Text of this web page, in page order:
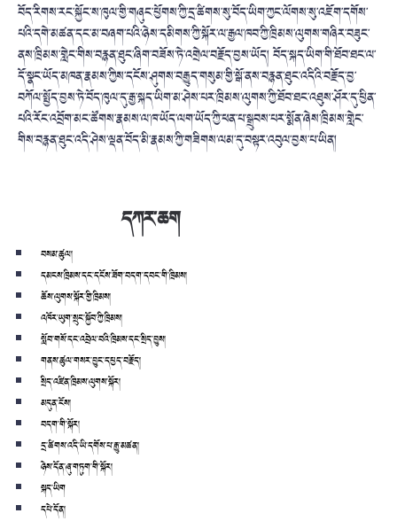
བོད་རིགས་རང་སྐྱོང་ས་ཁུལ་གྱི་གཞུང་ཕྱོགས་ཀྱི་དྲ་ཚིགས་སུ་བོད་ཡིག་ཀྱང་ལོགས་སུ་འཇོག་དགོས་
པའི་དགེ་མཚན་དང་མ་བཞག་པའི་ཉེས་དམིགས་ཀྱི་སྐོར་ལ་རྒྱལ་ཁབ་ཀྱི་ཁྲིམས་ལུགས་གཞིར་བཟུང་
ནས་ཁྲིམས་གླེང་གིས་བརྙན་ཐུང་ཞིག་བཟོས་ཏེ་འགྲེལ་བརྗོད་བྱས་ཡོད། བོད་སྐད་ཡིག་གི་ཐོབ་ཐང་ལ་
དོ་སྣང་ཡོད་མཁན་རྣམས་ཀྱིས་དངོས་ཤུགས་བརྒྱུད་གསུམ་གྱི་སྒོ་ནས་བརྙན་ཐུང་འདིའི་བརྗོད་བྱ་
བཀོལ་སྤྱོད་བྱས་ཏེ་བོད་ཁུལ་དུ་རྒྱ་སྐད་ཡིག་མ་ཤེས་པར་ཁྲིམས་ལུགས་ཀྱི་ཐོབ་ཐང་འཐུས་ཤོར་དུ་ཕྱིན་
པའི་རོང་འབྲོག་མང་ཚོགས་རྣམས་ལ་ཁ་ཡོད་ལག་ཡོད་ཀྱི་ཕན་པ་སྒྲུབས་པར་སྨོན་ཞེས་ཁྲིམས་གླེང་
གིས་བརྙན་ཐུང་འདི་ཤེས་ལྡན་བོད་མི་རྣམས་ཀྱི་གཟིགས་ལམ་དུ་བསྟར་འབུལ་བྱས་པ་ཡིན།
དཀར་ཆག
བསམ་ཚུལ།
དམངས་ཁྲིམས་དང་དངོས་ཟོག་བདག་དབང་གི་ཁྲིམས།
ཆོས་ལུགས་སྐོར་གྱི་ཁྲིམས།
འཁོར་ཡུག་སྲུང་སྐྱོབ་ཀྱི་ཁྲིམས།
སློབ་གསོ་དང་འབྲེལ་བའི་ཁྲིམས་དང་སྲིད་བྱུས།
གནས་ཚུལ་གསར་བྱུང་དཔྱད་བརྗོད།
སྲིད་འཛིན་ཁྲིམས་ལུགས་སྐོར།
མདུན་ངོས།
བདག་གི་སྐོར།
དྲ་ཚིགས་འདི་ཡི་དགོས་པ་རྒྱུ་མཚན།
ཉེས་དོན་ཞུ་གཏུག་གི་སྐོར།
སྐད་ཡིག
དཔེ་དོན།